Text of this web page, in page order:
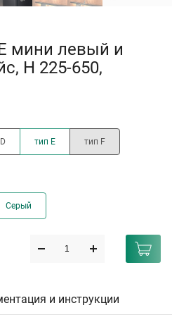
мини левый и
H 225-650,
тип E тип F
Серый
и инструкции